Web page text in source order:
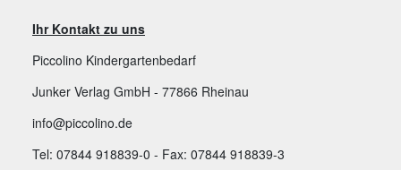
Ihr Kontakt zu uns
Piccolino Kindergartenbedarf
Junker Verlag GmbH - 77866 Rheinau
info@piccolino.de
Tel: 07844 918839-0 - Fax: 07844 918839-3